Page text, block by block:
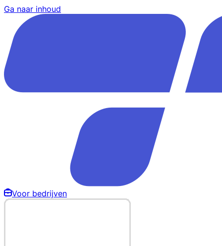
Ga naar inhoud
Voor bedrijven